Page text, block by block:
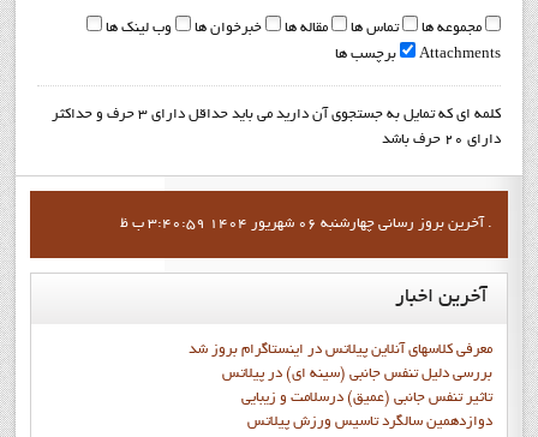
مجموعه ها تماس ها مقاله ها خبرخوان ها
وب لینک ها
Attachments
برچسب ها
کلمه ای که تمایل به جستجوی آن دارید می باید حداقل دارای 3 حرف و حداکثر
دارای 20 حرف باشد
آخرين بروز رساني چهارشنبه 06 شهریور 1404 3:40:59 ب ظ .
آخرین اخبار
معرفی کلاسهای آنلاین پیلاتس در اینستاگرام بروز شد
بررسی دلیل تنفس جانبی (سینه ای) در پیلاتس
تاثیر تنفس جانبی (عمیق) درسلامت و زیبایی
دوازدهمين سالگرد تاسيس ورزش پيلاتس